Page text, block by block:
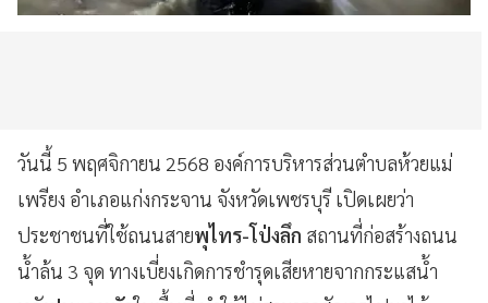
วันนี้ 5 พฤศจิกายน 2568 องค์การบริหารส่วนตำบลห้วยแม่
เพรียง อำเภอแก่งกระจาน จังหวัดเพชรบุรี เปิดเผยว่า
ประชาชนที่ใช้ถนนสายพุไทร-โป่งลึก สถานที่ก่อสร้างถนน
น้ำล้น 3 จุด ทางเบี่ยงเกิดการชำรุดเสียหายจากกระแสน้ำ